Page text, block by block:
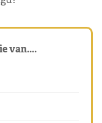
van....